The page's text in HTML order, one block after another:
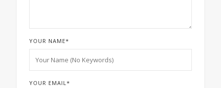
YOUR NAME*
YOUR EMAIL*